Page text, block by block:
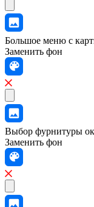
Большое меню с
Заменить фон
Выбор фурнитуры
Заменить фон